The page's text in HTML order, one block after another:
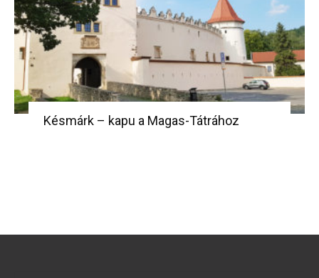
Késmárk – kapu a Magas-Tátrához